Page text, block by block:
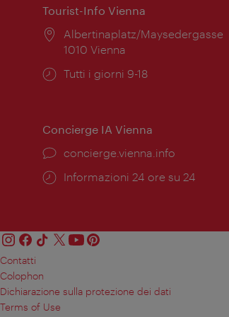
Tourist-Info Vienna
Posizione:
Albertinaplatz/Maysedergasse
1010 Vienna
Orari
Tutti i giorni 9-18
Concierge IA Vienna
Ort:
concierge.vienna.info
Öffnungszeiten:
Informazioni 24 ore su 24
Contatti
Colophon
Dichiarazione sulla protezione dei dati
Terms of Use